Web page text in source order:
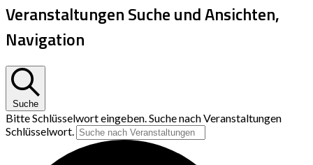
Veranstaltungen Suche und Ansichten,
Navigation
Suche
Bitte Schlüsselwort eingeben. Suche nach Veranstaltungen
Schlüsselwort.